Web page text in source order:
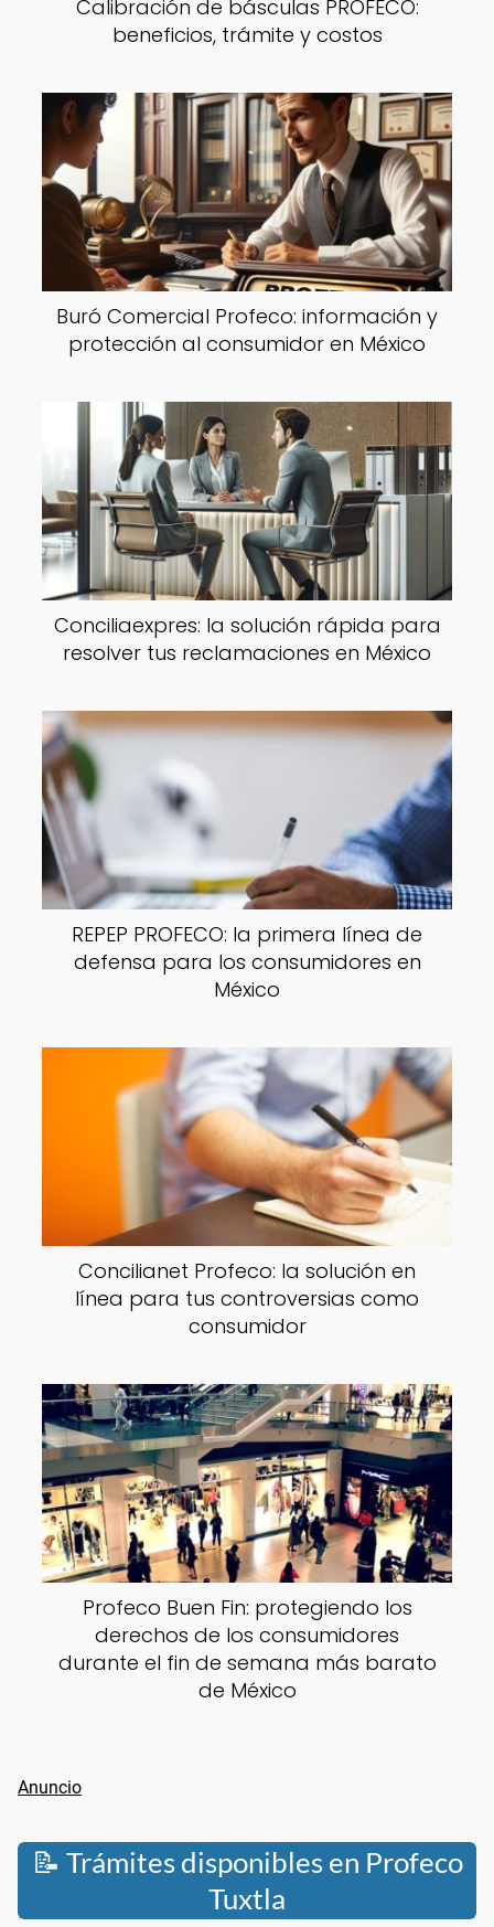
Calibración de básculas PROFECO:
beneficios, trámite y costos
Buró Comercial Profeco: información y
protección al consumidor en México
Conciliaexpres: la solución rápida para
resolver tus reclamaciones en México
REPEP PROFECO: la primera línea de
defensa para los consumidores en
México
Concilianet Profeco: la solución en
línea para tus controversias como
consumidor
Profeco Buen Fin: protegiendo los
derechos de los consumidores
durante el fin de semana más barato
de México
📝 Trámites disponibles en Profeco
Tuxtla